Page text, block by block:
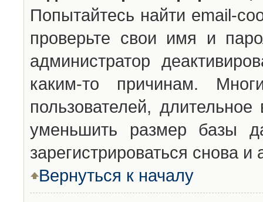
Попытайтесь найти email-
проверьте свои имя и
администратор
каким-то причинам.
пользователей,
уменьшить размер базы
зарегистрироваться снова и
Вернуться к началу